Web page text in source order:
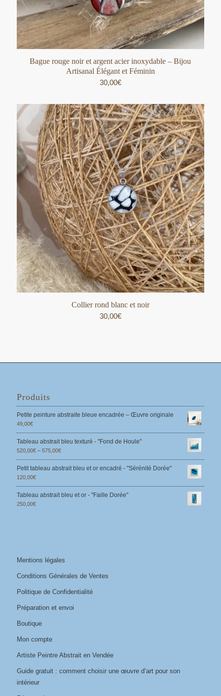
Bague rouge noir et argent acier inoxydable – Bijou
Artisanal Élégant et Féminin
30,00€
Collier rond blanc et noir
30,00€
Produits
Petite peinture abstraite bleue encadrée – Œuvre originale
49,00€
Tableau abstrait bleu texturé - "Fond de Houle"
520,00€– 575,00€
Petit tableau abstrait bleu et or encadré - "Sérénité Dorée"
120,00€
Tableau abstrait bleu et or - "Faille Dorée"
250,00€
Mentions légales
Conditions Générales de Ventes
Politique de Confidentialité
Préparation et envoi
Boutique
Mon compte
Artiste Peintre Abstrait en Vendée
Guide gratuit : comment choisir une œuvre d’art pour son
intérieur